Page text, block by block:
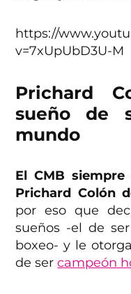
https://
v=7xUpUbD3U-M
Prichard
sueño de
mundo
El CMB
Prichard Colón
por eso que
sueños -el de
boxeo- y le
de sercampeón